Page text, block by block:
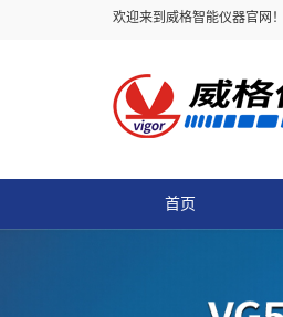
欢迎来到威格智能仪器官网！
首页